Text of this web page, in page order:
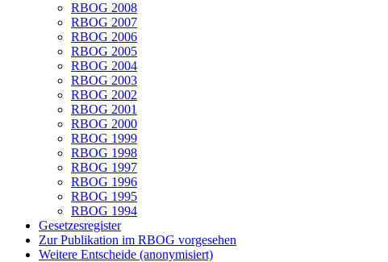
RBOG 2008
RBOG 2007
RBOG 2006
RBOG 2005
RBOG 2004
RBOG 2003
RBOG 2002
RBOG 2001
RBOG 2000
RBOG 1999
RBOG 1998
RBOG 1997
RBOG 1996
RBOG 1995
RBOG 1994
Gesetzesregister
Zur Publikation im RBOG vorgesehen
Weitere Entscheide (anonymisiert)